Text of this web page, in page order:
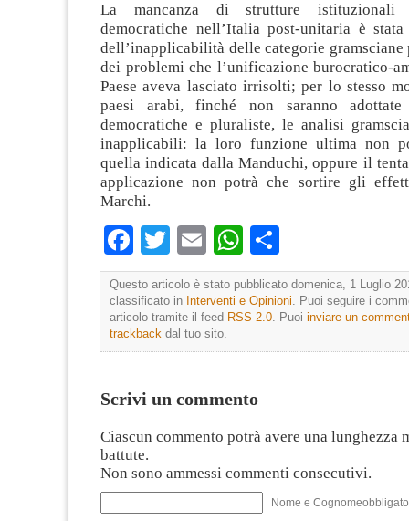
La mancanza di strutture istituzionali
democratiche nell’Italia post-unitaria è
dell’inapplicabilità delle categorie gramsciane
dei problemi che l’unificazione burocratico-
Paese aveva lasciato irrisolti; per lo stesso
paesi arabi, finché non saranno adottate
democratiche e pluraliste, le analisi
inapplicabili: la loro funzione ultima non
quella indicata dalla Manduchi, oppure il
applicazione non potrà che sortire gli
Marchi.
Facebook
TwitterEmailWhatsApp
Questo articolo è stato pubblicato domenica, 1 Luglio
classificato in Interventi e Opinioni. Puoi seguire i
articolo tramite il feed RSS 2.0. Puoi inviare un
trackback dal tuo sito.
Scrivi un commento
Ciascun commento potrà avere una lunghezza
battute.
Non sono ammessi commenti consecutivi.
Nome e